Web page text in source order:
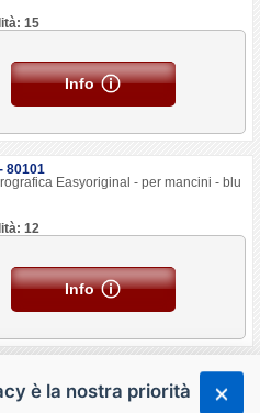
15
Info
80101
Easyoriginal - per mancini - blu
12
Info
è la nostra priorità